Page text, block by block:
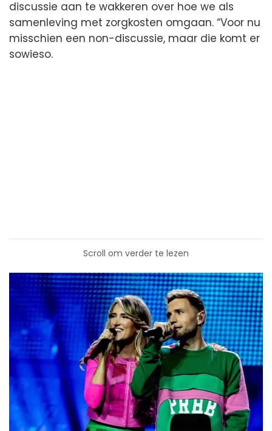
discussie aan te wakkeren over hoe we als
samenleving met zorgkosten omgaan. “Voor nu
misschien een non-discussie, maar die komt er
sowieso.
Scroll om verder te lezen